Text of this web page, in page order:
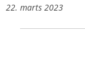
22. marts 2023